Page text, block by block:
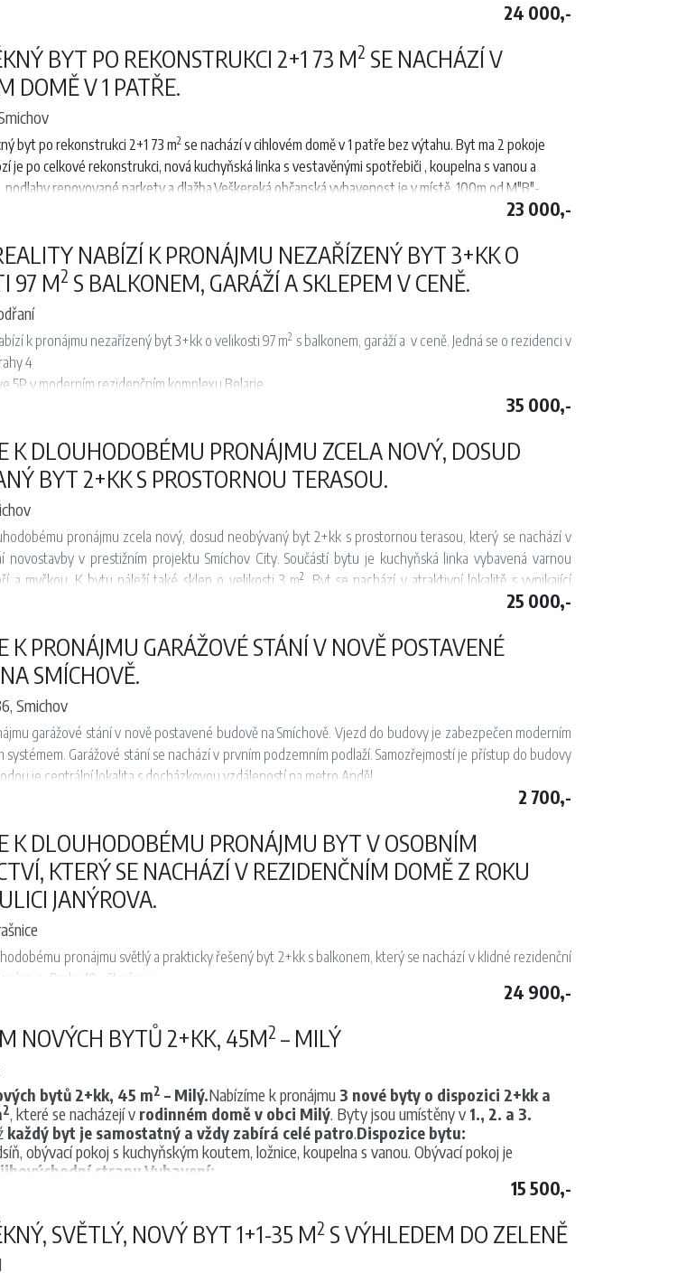
ložnice
vanou a toaletou
dostupnost do centra města
autobusové i tramvajové zastávky
lokalita plná zeleně
24 000,-
BYT PO REKONSTRUKCI 2+1 73 M2 SE NACHÁZÍ V
DOMĚ V 1 PATŘE.
byt po rekonstrukci 2+1 73 m2 se nachází v cihlovém domě v 1 patře bez výtahu. Byt ma 2 pokoje
je po celkové rekonstrukci, nová kuchyňská linka s vestavěnými spotřebiči , koupelna s vanou a
renovované parkety a dlažba.Veškereká občanská vybavenost je v místě. 100m od M"B"-
23 000,-
NABÍZÍ K PRONÁJMU NEZAŘÍZENÝ BYT 3+KK O
97 M2 S BALKONEM, GARÁŽÍ A SKLEPEM V CENĚ.
k pronájmu nezařízený byt 3+kk o velikosti 97 m2 s balkonem, garáží a v ceně. Jedná se o rezidenci v
4
5P v moderním rezidenčním komplexu Belarie
na chodbu a toaletu. Obývací pokoj s balkonem a kuchyňským koutem (myčka, lednice a mrazák). Dále
do centra, autobus a tramvaj.
k nastěhování. Kauce 57750.- Kč. K nastehivani od 15.07.2026
35 000,-
K DLOUHODOBÉMU PRONÁJMU ZCELA NOVÝ, DOSUD
BYT 2+KK S PROSTORNOU TERASOU.
pronájmu zcela nový, dosud neobývaný byt 2+kk s prostornou terasou, který se nachází v
novostavby v prestižním projektu Smíchov City. Součástí bytu je kuchyňská linka vybavená varnou
a myčkou. K bytu náleží také sklep o velikosti 3 m2
. Byt se nachází v atraktivní lokalitě s vynikající
– v těsné blízkosti je stanice metra B Anděl, tramvajová zastávka Na Knížecí, autobusové i
náplavka. Volné od 01.06.2026
25 000,-
K PRONÁJMU GARÁŽOVÉ STÁNÍ V NOVĚ POSTAVENÉ
SMÍCHOVĚ.
Smichov
garážové stání v nově postavené budově na Smíchově. Vjezd do budovy je zabezpečen moderním
systémem. Garážové stání se nachází v prvním podzemním podlaží. Samozřejmostí je přístup do budovy
je centrální lokalita s docházkovou vzdáleností na metro Anděl
2 700,-
K DLOUHODOBÉMU PRONÁJMU BYT V OSOBNÍM
KTERÝ SE NACHÁZÍ V REZIDENČNÍM DOMĚ Z ROKU
JANÝROVA.
pronájmu světlý a prakticky řešený byt 2+kk s balkonem, který se nachází v klidné rezidenční
Praha 10 – Strašnice.
balkon je situován v 1. patře moderního domu z roku 2006. Pronajímá se jako
dává novému nájemci možnost přizpůsobit si bydlení dle vlastních představ.
je nová kuchyňská linka (03/2026) vybavená indukční varnou deskou, elektrickou troubou, digestoří a
části je přímý vstup na prostorný balkon, ideální pro relaxaci. Okna jsou vybavena předokenními
komfort.
šatní skříň. Koupelna je vybavena sprchovým koutem a novou pračkou, toaleta je oddělená.
chodba a sklep.
a je ideální volbou pro jednotlivce nebo pár hledající klidné a komfortní bydlení s dobrou
24 900,-
NOVÝCH BYTŮ 2+KK, 45M2 – MILÝ
bytů 2+kk, 45 m2 – Milý.Nabízíme k pronájmu 3 nové byty o dispozici 2+kk a
2, které se nacházejí v rodinném domě v obci Milý. Byty jsou umístěny v 1., 2. a 3.
každý byt je samostatný a vždy zabírá celé patro.Dispozice bytu:
obývací pokoj s kuchyňským koutem, ložnice, koupelna s vanou. Obývací pokoj je
jihovýchodní stranuVybavení:
– kuchyňská linka s myčkou nádobí, sklokeramickou varnou deskou a
plastová okna, zateplení, novou fasádu i nové koupelny. K dispozici je pračka se
15 500,-
SVĚTLÝ, NOVÝ BYT 1+1-35 M2 S VÝHLEDEM DO ZELENĚ